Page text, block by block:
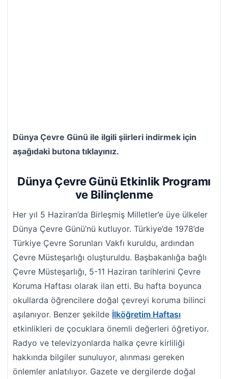
Dünya Çevre Günü ile ilgili şiirleri indirmek için
aşağıdaki butona tıklayınız.
Dünya Çevre Günü Etkinlik Programı
ve Bilinçlenme
Her yıl 5 Haziran’da Birleşmiş Milletler’e üye ülkeler
Dünya Çevre Günü’nü kutluyor. Türkiye’de 1978’de
Türkiye Çevre Sorunları Vakfı kuruldu, ardından
Çevre Müsteşarlığı oluşturuldu. Başbakanlığa bağlı
Çevre Müsteşarlığı, 5-11 Haziran tarihlerini Çevre
Koruma Haftası olarak ilan etti. Bu hafta boyunca
okullarda öğrencilere doğal çevreyi koruma bilinci
aşılanıyor. Benzer şekilde İlköğretim Haftası
etkinlikleri de çocuklara önemli değerleri öğretiyor.
Radyo ve televizyonlarda halka çevre kirliliği
hakkında bilgiler sunuluyor, alınması gereken
önlemler anlatılıyor. Gazete ve dergilerde doğal